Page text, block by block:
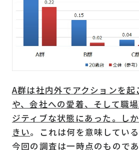
A群は社内外でアクションを起
や、会社への愛着、そして職
ジティブな状態にあった。し
きい。これは何を意味している
今回の調査は一時点のもので